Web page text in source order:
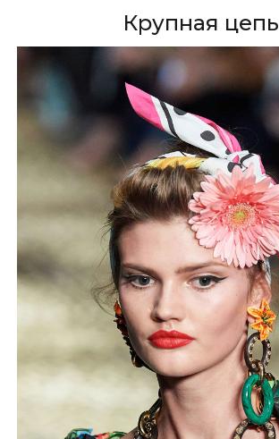
Крупная цепь